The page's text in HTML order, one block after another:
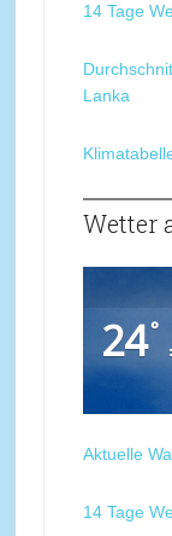
14 Tage
Lanka
Wetter
24°
Aktuelle
14 Tage